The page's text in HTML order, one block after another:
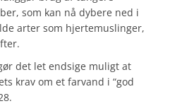
som kan nå dybere ned i
arter som hjertemuslinger,
det let endsige muligt at
krav om et farvand i “god